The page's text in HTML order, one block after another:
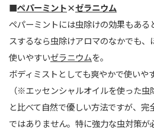
■ペパーミント×ゼラニウム
ペパーミントには虫除けの効果もある
スするなら虫除けアロマのなかでも
使いやすいゼラニウムを。
ボディミストとしても爽やかで使いや
（※エッセンシャルオイルを使った
と比べて自然で優しい方法ですが、
ではありません。特に強力な虫対策